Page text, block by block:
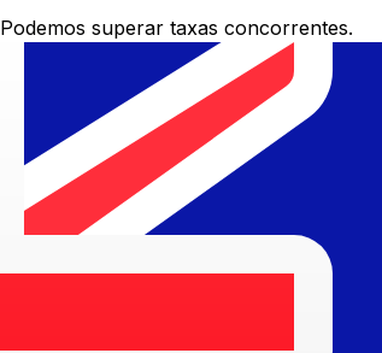
Podemos superar taxas concorrentes.
Fornecedor